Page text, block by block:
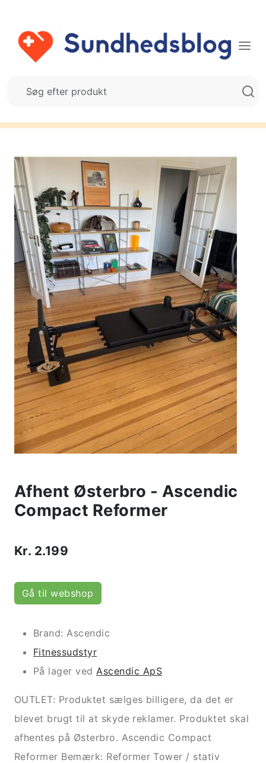
Afhent Østerbro - Ascendic
Compact Reformer
Kr. 2.199
Gå til webshop
Brand: Ascendic
Fitnessudstyr
På lager ved Ascendic ApS
OUTLET: Produktet sælges billigere, da det er
blevet brugt til at skyde reklamer. Produktet skal
afhentes på Østerbro. Ascendic Compact
Reformer Bemærk: Reformer Tower / stativ